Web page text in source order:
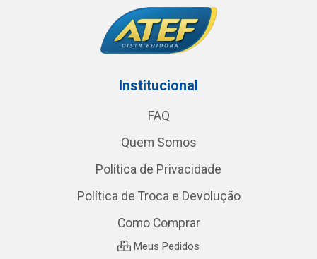
Institucional
FAQ
Quem Somos
Política de Privacidade
Política de Troca e Devolução
Como Comprar
Meus Pedidos